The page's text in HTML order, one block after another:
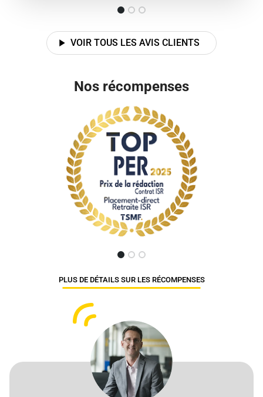
VOIR TOUS LES AVIS CLIENTS
Nos récompenses
PLUS DE DÉTAILS SUR LES RÉCOMPENSES